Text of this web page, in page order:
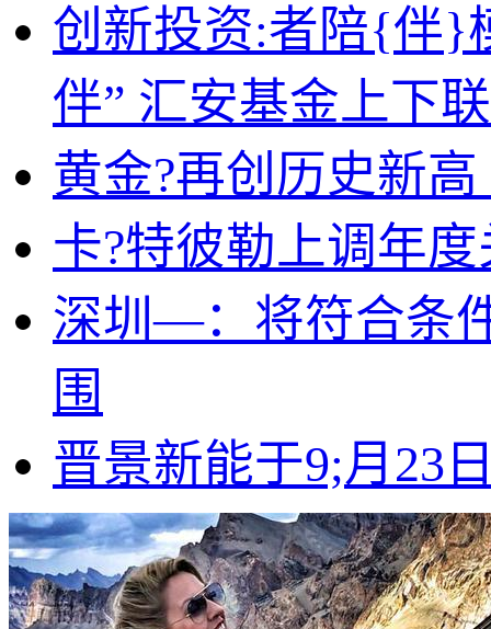
创新投资:者陪{伴}
伴” 汇安基金上下
黄金?再创历史新
卡?特彼勒上调年
深圳—：将符合条
围
晋景新能于9;月23